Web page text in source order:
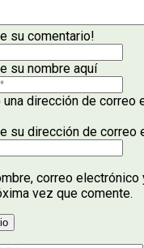
su comentario!
su nombre aquí
una dirección de correo
su dirección de correo
correo
vez que comente.